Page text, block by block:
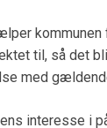
kommunen
til, så det
med
interesse i